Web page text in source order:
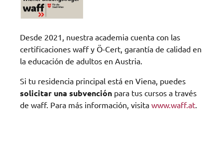
Desde 2021, nuestra academia cuenta con las
certificaciones waff y Ö-Cert, garantía de calidad en
la educación de adultos en Austria.
Si tu residencia principal está en Viena, puedes
solicitar una subvención para tus cursos a través
de waff. Para más información, visita www.waff.at.